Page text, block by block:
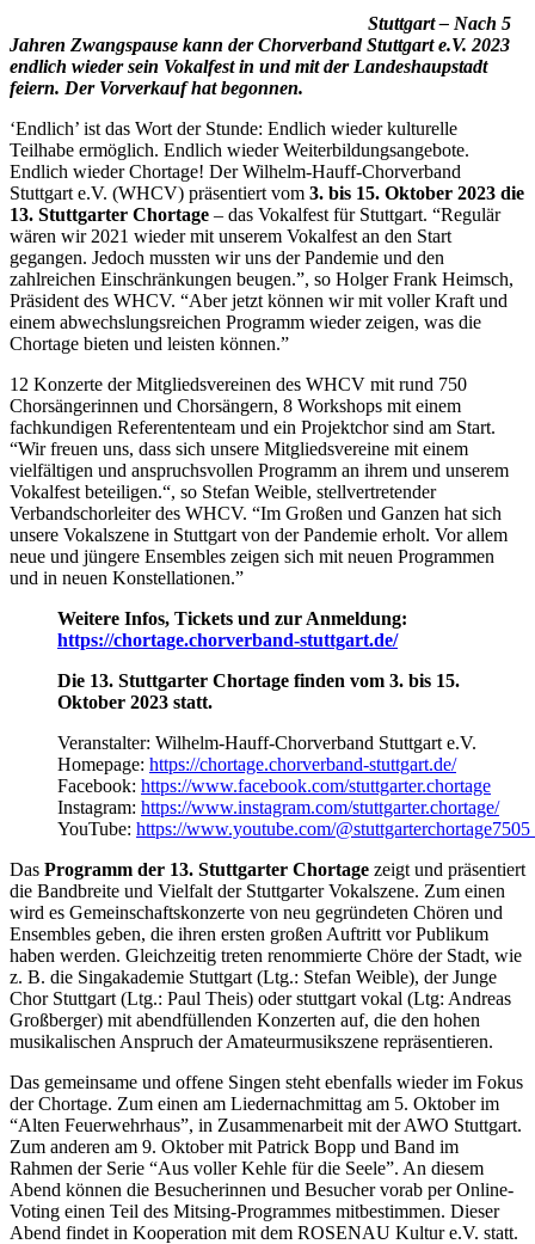
Stuttgart – Nach 5
Jahren Zwangspause kann der Chorverband Stuttgart e.V. 2023
endlich wieder sein Vokalfest in und mit der Landeshaupstadt
feiern. Der Vorverkauf hat begonnen.
‘Endlich’ ist das Wort der Stunde: Endlich wieder kulturelle
Teilhabe ermöglich. Endlich wieder Weiterbildungsangebote.
Endlich wieder Chortage! Der Wilhelm-Hauff-Chorverband
Stuttgart e.V. (WHCV) präsentiert vom 3. bis 15. Oktober 2023 die
13. Stuttgarter Chortage – das Vokalfest für Stuttgart. “Regulär
wären wir 2021 wieder mit unserem Vokalfest an den Start
gegangen. Jedoch mussten wir uns der Pandemie und den
zahlreichen Einschränkungen beugen.”, so Holger Frank Heimsch,
Präsident des WHCV. “Aber jetzt können wir mit voller Kraft und
einem abwechslungsreichen Programm wieder zeigen, was die
Chortage bieten und leisten können.”
12 Konzerte der Mitgliedsvereinen des WHCV mit rund 750
Chorsängerinnen und Chorsängern, 8 Workshops mit einem
fachkundigen Referententeam und ein Projektchor sind am Start.
“Wir freuen uns, dass sich unsere Mitgliedsvereine mit einem
vielfältigen und anspruchsvollen Programm an ihrem und unserem
Vokalfest beteiligen.“, so Stefan Weible, stellvertretender
Verbandschorleiter des WHCV. “Im Großen und Ganzen hat sich
unsere Vokalszene in Stuttgart von der Pandemie erholt. Vor allem
neue und jüngere Ensembles zeigen sich mit neuen Programmen
und in neuen Konstellationen.”
Weitere Infos, Tickets und zur Anmeldung:
https://chortage.chorverband-stuttgart.de/
Die 13. Stuttgarter Chortage finden vom 3. bis 15.
Oktober 2023 statt.
Veranstalter: Wilhelm-Hauff-Chorverband Stuttgart e.V.
Homepage: https://chortage.chorverband-stuttgart.de/
Facebook: https://www.facebook.com/stuttgarter.chortage
Instagram: https://www.instagram.com/stuttgarter.chortage/
YouTube: https://www.youtube.com/@stuttgarterchortage7505
Das Programm der 13. Stuttgarter Chortage zeigt und präsentiert
die Bandbreite und Vielfalt der Stuttgarter Vokalszene. Zum einen
wird es Gemeinschaftskonzerte von neu gegründeten Chören und
Ensembles geben, die ihren ersten großen Auftritt vor Publikum
haben werden. Gleichzeitig treten renommierte Chöre der Stadt, wie
z. B. die Singakademie Stuttgart (Ltg.: Stefan Weible), der Junge
Chor Stuttgart (Ltg.: Paul Theis) oder stuttgart vokal (Ltg: Andreas
Großberger) mit abendfüllenden Konzerten auf, die den hohen
musikalischen Anspruch der Amateurmusikszene repräsentieren.
Das gemeinsame und offene Singen steht ebenfalls wieder im Fokus
der Chortage. Zum einen am Liedernachmittag am 5. Oktober im
“Alten Feuerwehrhaus”, in Zusammenarbeit mit der AWO Stuttgart.
Zum anderen am 9. Oktober mit Patrick Bopp und Band im
Rahmen der Serie “Aus voller Kehle für die Seele”. An diesem
Abend können die Besucherinnen und Besucher vorab per Online-
Voting einen Teil des Mitsing-Programmes mitbestimmen. Dieser
Abend findet in Kooperation mit dem ROSENAU Kultur e.V. statt.